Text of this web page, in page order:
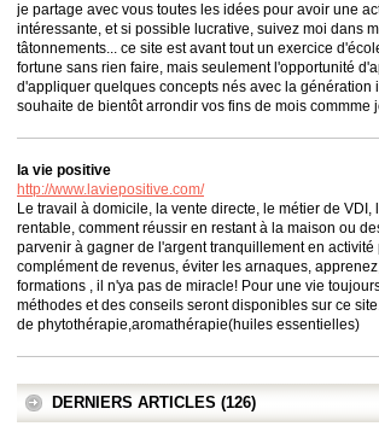
je partage avec vous toutes les idées pour avoir une
intéressante, et si possible lucrative, suivez moi dans
tâtonnements... ce site est avant tout un exercice
fortune sans rien faire, mais seulement l'opportunité
d'appliquer quelques concepts nés avec la génération
souhaite de bientôt arrondir vos fins de mois commme
la vie positive
http://www.laviepositive.com/
Le travail à domicile, la vente directe, le métier de VDI,
rentable, comment réussir en restant à la maison ou
parvenir à gagner de l'argent tranquillement en activité
complément de revenus, éviter les arnaques,
formations , il n'ya pas de miracle! Pour une vie
méthodes et des conseils seront disponibles sur ce
de phytothérapie,aromathérapie(huiles essentielles)
DERNIERS ARTICLES (126)